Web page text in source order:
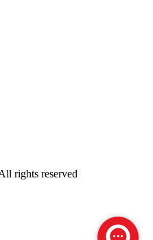
rights reserved